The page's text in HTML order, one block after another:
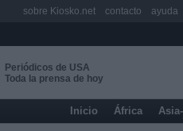
Periódicos de USA
Toda la prensa de hoy
Inicio África
sobre Kiosko.net contacto ayuda